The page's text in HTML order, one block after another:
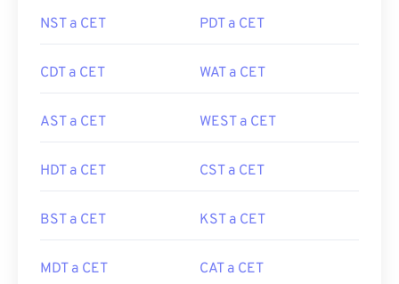
NST a CET PDT a CET
CDT a CET WAT a CET
AST a CET WEST a CET
HDT a CET CST a CET
BST a CET KST a CET
MDT a CET CAT a CET